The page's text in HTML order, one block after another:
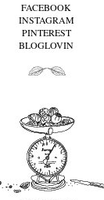
FACEBOOK
INSTAGRAM
PINTEREST
BLOGLOVIN